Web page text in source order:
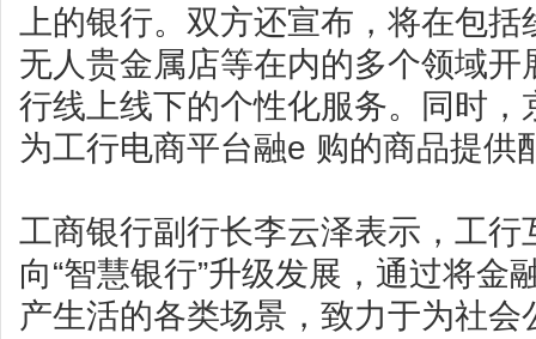
上的银行。双方还宣布，将在包
无人贵金属店等在内的多个领域
行线上线下的个性化服务。同时，
为工行电商平台融e 购的商品提供
工商银行副行长李云泽表示，工行
向“智慧银行”升级发展，通过将金
产生活的各类场景，致力于为社